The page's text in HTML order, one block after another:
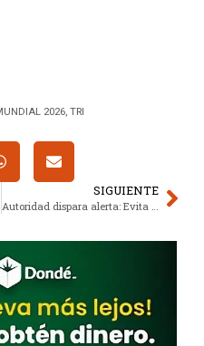
2026, TRI
SIGUIENTE
Autoridad dispara alerta: Evita Stubhub y Viagogo por riesgo legal y fraude